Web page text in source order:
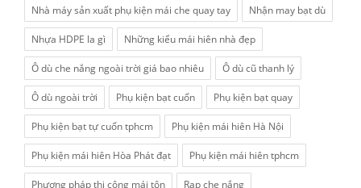
Nhà máy sản xuất phụ kiện mái che quay tay Nhận may bạt dù
Nhựa HDPE la gì Những kiểu mái hiên nhà đẹp
Ô dù che nắng ngoài trời giá bao nhiêu Ô dù cũ thanh lý
Ô dù ngoài trời Phụ kiện bạt cuốn Phụ kiện bạt quay
Phụ kiện bạt tự cuốn tphcm Phụ kiện mái hiên Hà Nội
Phụ kiện mái hiên Hòa Phát đạt Phụ kiện mái hiên tphcm
Phương pháp thi công mái tôn Rạp che nắng